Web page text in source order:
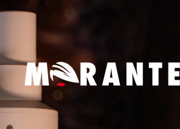
Zu Produktinformationen springen